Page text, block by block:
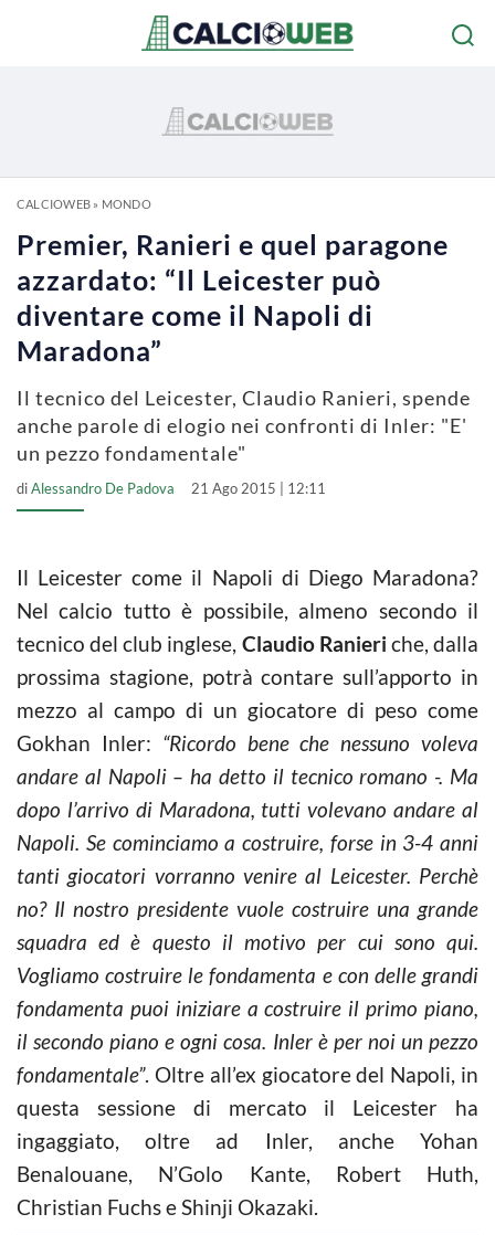
CALCIOWEB» MONDO
Premier, Ranieri e quel paragone
azzardato: “Il Leicester può
diventare come il Napoli di
Maradona”
Il tecnico del Leicester, Claudio Ranieri, spende
anche parole di elogio nei confronti di Inler: "E'
un pezzo fondamentale"
diAlessandro De Padova 21 Ago 2015 | 12:11
Il Leicester come il Napoli di Diego Maradona?
Nel calcio tutto è possibile, almeno secondo il
tecnico del club inglese, Claudio Ranieri che, dalla
prossima stagione, potrà contare sull’apporto in
mezzo al campo di un giocatore di peso come
Gokhan Inler: “Ricordo bene che nessuno voleva
andare al Napoli – ha detto il tecnico romano -. Ma
dopo l’arrivo di Maradona, tutti volevano andare al
Napoli. Se cominciamo a costruire, forse in 3-4 anni
tanti giocatori vorranno venire al Leicester. Perchè
no? Il nostro presidente vuole costruire una grande
squadra ed è questo il motivo per cui sono qui.
Vogliamo costruire le fondamenta e con delle grandi
fondamenta puoi iniziare a costruire il primo piano,
il secondo piano e ogni cosa. Inler è per noi un pezzo
fondamentale”. Oltre all’ex giocatore del Napoli, in
questa sessione di mercato il Leicester ha
ingaggiato, oltre ad Inler, anche Yohan
Benalouane, N’Golo Kante, Robert Huth,
Christian Fuchs e Shinji Okazaki.